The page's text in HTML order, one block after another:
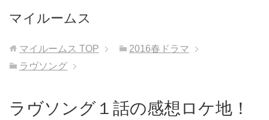
マイルームス
マイルームス TOP
2016春ドラマ
ラヴソング
ラヴソング１話の感想ロケ地！